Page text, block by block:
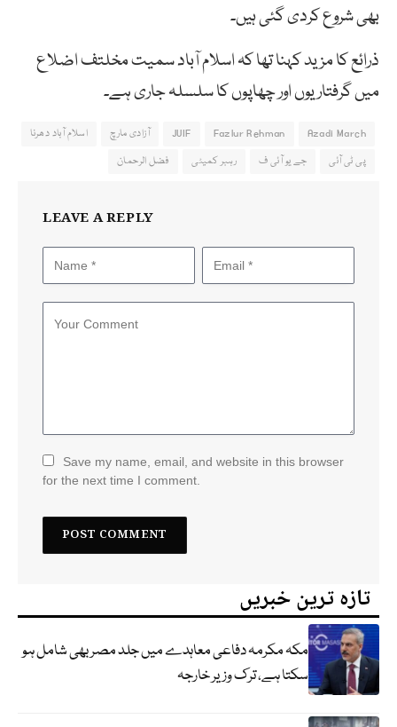
بھی شروع کردی گئی ہیں۔
ذرائع کا مزید کہنا تھا کہ اسلام آباد سمیت مخلتف اضلاع
میں گرفتاریوں اور چھاپوں کا سلسلہ جاری ہے۔
Azadi March
Fazlur Rehman
JUIF آزادی مارچ
اسلام آباد دھرنا
پی ٹی آئی
جے یو آئی ف رہبر کمیٹی فضل الرحمان
LEAVE A REPLY
Save my name, email, and website in this browser
for the next time I comment.
تازہ ترین خبریں
مکہ مکرمہ دفاعی معاہدے میں جلد مصر بھی شامل ہو
سکتا ہے، ترک وزیر خارجہ